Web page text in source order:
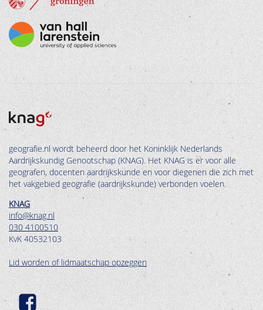
geografie.nl wordt beheerd door het Koninklijk Nederlands
Aardrijkskundig Genootschap (KNAG). Het KNAG is er voor alle
geografen, docenten aardrijkskunde en voor diegenen die zich met
het vakgebied geografie (aardrijkskunde) verbonden voelen.
KNAG
info@knag.nl
030 4100510
KvK 40532103
Lid worden of lidmaatschap opzeggen